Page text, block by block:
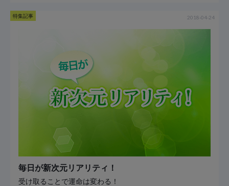
特集記事 2018-04-24
毎日が新次元リアリティ！
受け取ることで運命は変わる！